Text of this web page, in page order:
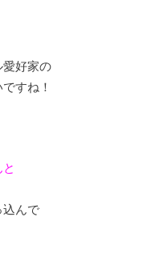
好家の
すね！
込んで